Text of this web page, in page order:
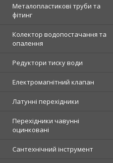
Металопластикові труби та
фітинг
Колектор водопостачання та
опалення
Редуктори тиску води
Електромагнітний клапан
Латунні перехідники
Перехідники чавунні
оцинковані
Сантехнічний інструмент